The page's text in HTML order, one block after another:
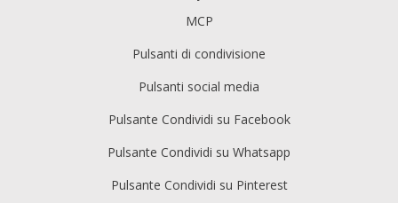
MCP
Pulsanti di condivisione
Pulsanti social media
Pulsante Condividi su Facebook
Pulsante Condividi su Whatsapp
Pulsante Condividi su Pinterest